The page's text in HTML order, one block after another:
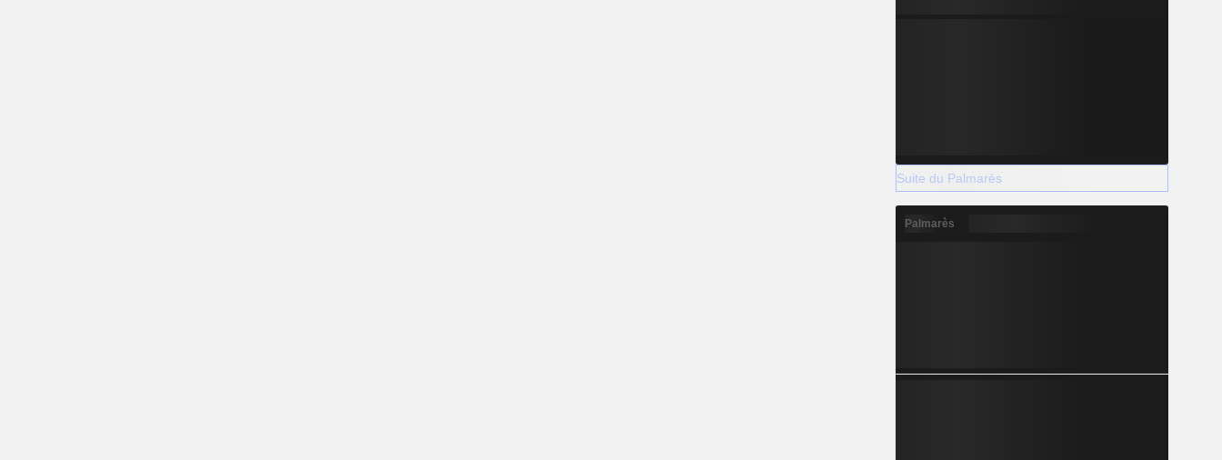
Suite du Palmarès
Palmarès